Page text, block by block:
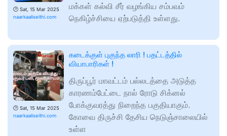
🕑 Sat, 15 Mar 2025
naarkaaliseithi.com
மக்கள் கல்வி சீர் வழங்கிய சம்பவம்
நெகிழ்ச்சியை ஏற்படுத்தி உள்ளது.
🕑 Sat, 15 Mar 2025
naarkaaliseithi.com
கடைக்குள் புகுந்த லாரி ! பதட்டத்தில்
வியாபாரிகள் !
திருப்பூர் மாவட்டம் பல்லடத்தை அடுத்த
காரணம்பேட்டை நால் ரோடு சிக்னல்
போக்குவரத்து நிறைந்த பகுதியாகும்.
கோவை திருச்சி தேசிய நெடுஞ்சாலையில்
உள்ள